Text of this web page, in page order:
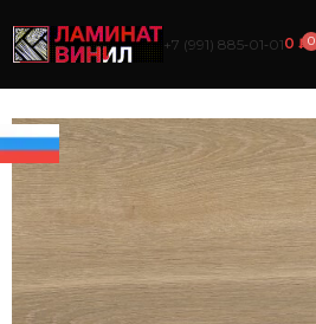
+7 (991) 885‑01‑010₽0